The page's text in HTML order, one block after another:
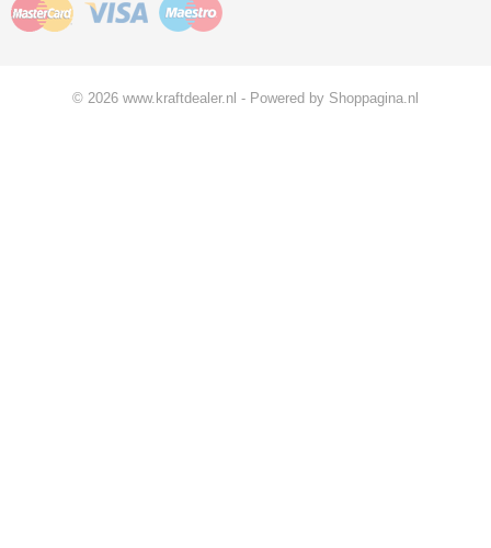
© 2026 www.kraftdealer.nl - Powered by Shoppagina.nl